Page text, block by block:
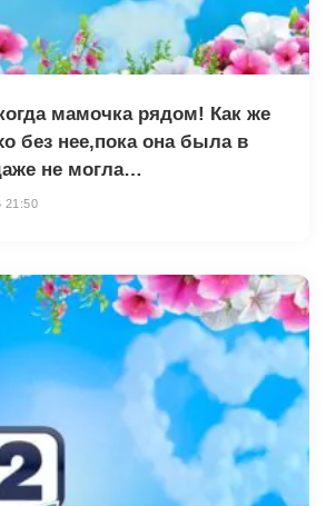
мамочка рядом! Как же
без нее,пока она была в
не могла…
21:50